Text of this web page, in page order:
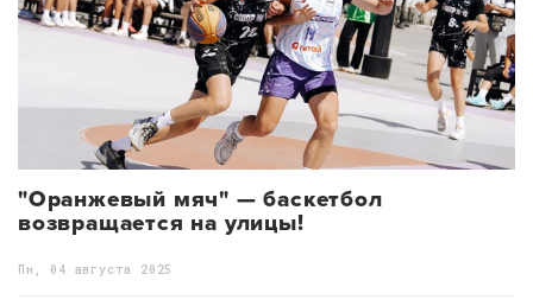
"Оранжевый мяч" — баскетбол
возвращается на улицы!
Пн, 04 августа 2025